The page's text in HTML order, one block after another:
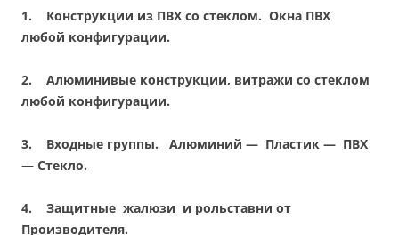
1. Конструкции из ПВХ со стеклом. Окна ПВХ
любой конфигурации.
2. Алюминивые конструкции, витражи со стеклом
любой конфигурации.
3. Входные группы. Алюминий — Пластик — ПВХ
— Стекло.
4. Защитные жалюзи и рольставни от
Производителя.